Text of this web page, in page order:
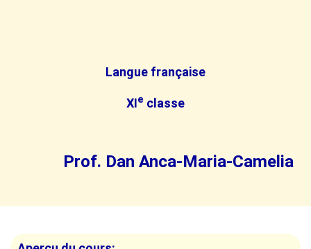
Langue française
XIe classe
Prof. Dan Anca-Maria-Camelia